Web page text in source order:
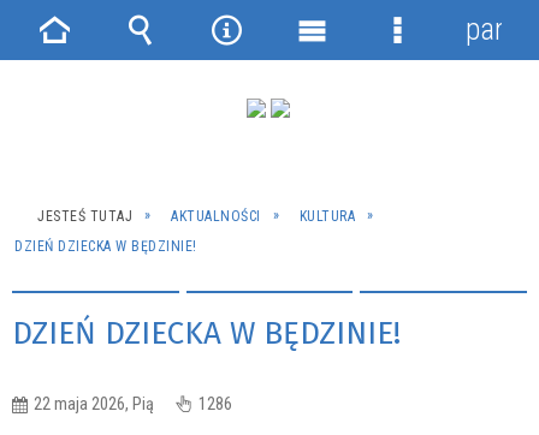
JESTEŚ TUTAJ AKTUALNOŚCI
KULTURA
DZIEŃ DZIECKA W BĘDZINIE!
DZIEŃ DZIECKA W BĘDZINIE!
22 maja 2026, Pią 1286
Strona Wyszukiwarka
NarzędziaMenu
Menu
panel